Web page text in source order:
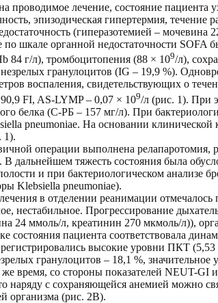
проводимое лечение, состояние пациента
эпизодическая гипертермия,
(гиперазотемией –
по шкале органной недостаточности SOFA
b84 г/л), тромбоцитопения (88 × 109/л),
гранулоцитов (IG – 19,9 %).
воспаления, свидетельствующих о
FI, AS-LYMP – 0,07 × 109/л (рис. 1). При
белка (С-РБ – 157 мг/л). При
pneumoniae. На основании
1).
операции выполнена релапаротомия,
дальнейшем тяжесть состояния была
и при бактериологическом анализе
Klebsiella pneumoniae).
в отделении реанимации
нестабильное. Прогрессирование
24 ммоль/л, креатинин 270 мкмоль/л)),
состояния пациента соответствовала
регистрировались высокие уровни ПКТ (5,53
гранулоцитов – 18,1 %,
время, со стороны показателей NEUT-GI
наряду с сохраняющейся анемией можно
организма (рис. 2В).